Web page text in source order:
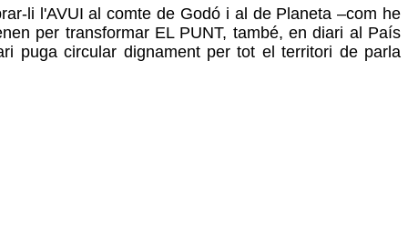
li l'AVUI al comte de Godó i al de Planeta –com he
per transformar EL PUNT, també, en diari al País
puga circular dignament per tot el territori de parla